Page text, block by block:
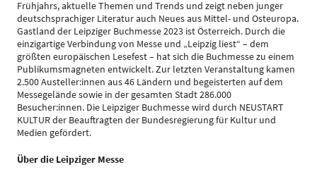
Frühjahrs, aktuelle Themen und Trends und zeigt neben junger
deutschsprachiger Literatur auch Neues aus Mittel- und Osteuropa.
Gastland der Leipziger Buchmesse 2023 ist Österreich. Durch die
einzigartige Verbindung von Messe und „Leipzig liest“ – dem
größten europäischen Lesefest – hat sich die Buchmesse zu einem
Publikumsmagneten entwickelt. Zur letzten Veranstaltung kamen
2.500 Austeller:innen aus 46 Ländern und begeisterten auf dem
Messegelände sowie in der gesamten Stadt 286.000
Besucher:innen. Die Leipziger Buchmesse wird durch NEUSTART
KULTUR der Beauftragten der Bundesregierung für Kultur und
Medien gefördert.
Über die Leipziger Messe